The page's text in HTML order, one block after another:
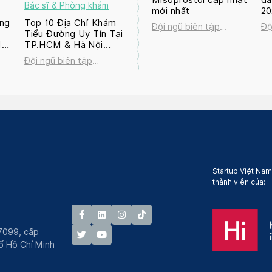
Bác sĩ & Phòng khám
Top 10 Địa Chỉ Khám
Tiểu Đường Uy Tín Tại
TP.HCM & Hà Nội
2026
Đội ngũ biên tập
mới nhất
Đội ngũ biên tập
cấp
Hồ Chí Minh
Startup Việt
thành viên của: